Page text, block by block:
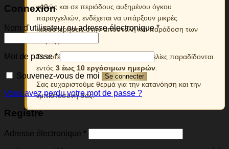
καθώς και σε περιόδους αυξημένου όγκου
παραγγελιών, ενδέχεται να υπάρξουν μικρές
καθυστερήσεις στην αποστολή και παράδοση των
Σε αυτές τις περιπτώσεις, οι παραγγελίες παραδίδονται
εντός 3 έως 10 εργάσιμων ημερών
Σας ευχαριστούμε θερμά για την κατανόηση και την
εμπιστοσύνη σας.
Connexion
Nom d'utilisateur ou adresse électronique*Obligatoire
Mot de passe*Obligatoire
Souvenez-vous de moi Se connecter
Vous avez perdu votre mot de passe ?
Registre
Adresse électronique *Obligatoire